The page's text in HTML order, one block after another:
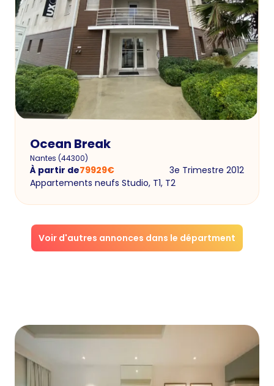
Ocean Break
Nantes (44300)
À partir de79929€
3e Trimestre 2012
Appartements neufs Studio, T1, T2
Voir d'autres annonces dans le départment